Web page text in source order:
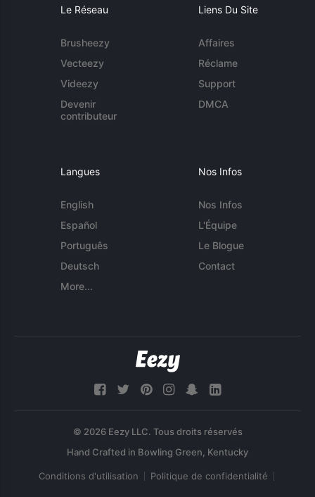
Le Réseau
Brusheezy
Vecteezy
Videezy
Devenir
contributeur
Liens Du Site
Affaires
Réclame
Support
DMCA
Langues
English
Español
Português
Deutsch
More...
Nos Infos
Nos Infos
L'Équipe
Le Blogue
Contact
© 2026 Eezy LLC. Tous droits réservés
Conditions d'utilisation Politique de confidentialité